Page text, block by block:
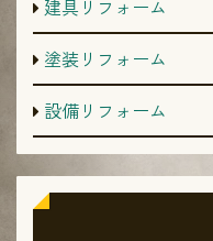
建具リフォーム
塗装リフォーム
設備リフォーム